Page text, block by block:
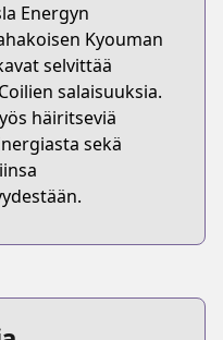
Energyn
Kyouman
selvittää
salaisuuksia.
häiritseviä
sekä